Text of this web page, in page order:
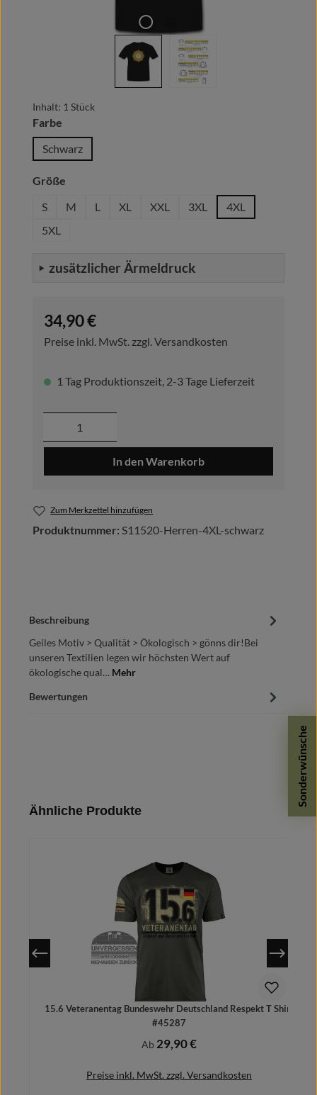
Inhalt: 1 Stück
Farbe
Schwarz
Größe
S
M L XL XXL 3XL
4XL
5XL
zusätzlicher Ärmeldruck
Regulärer Preis:
34,90 €
Preise inkl. MwSt. zzgl. Versandkosten
1 Tag Produktionszeit, 2-3 Tage Lieferzeit
Produkt Anzahl: Gib den gewünschten
In den Warenkorb
Zum Merkzettel hinzufügen
Produktnummer: S11520-Herren-4XL-schwarz
Sonderwünsche
Beschreibung
Geiles Motiv > Qualität > Ökologisch > gönns dir!Bei
unseren Textilien legen wir höchsten Wert auf
ökologische qual… Mehr
Bewertungen
Produktgalerie überspringen
Ähnliche Produkte
15.6 Veteranentag Bundeswehr Deutschland Respekt T Shirt
#45287
Regulärer Preis:
Ab 29,90 €
Preise inkl. MwSt. zzgl. Versandkosten